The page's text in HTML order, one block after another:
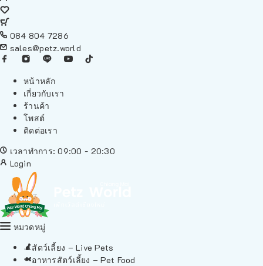
084 804 7286
sales@petz.world
หน้าหลัก
เกี่ยวกับเรา
ร้านค้า
โพสต์
ติดต่อเรา
เวลาทำการ: 09:00 - 20:30
Login
หมวดหมู่
สัตว์เลี้ยง – Live Pets
อาหารสัตว์เลี้ยง – Pet Food